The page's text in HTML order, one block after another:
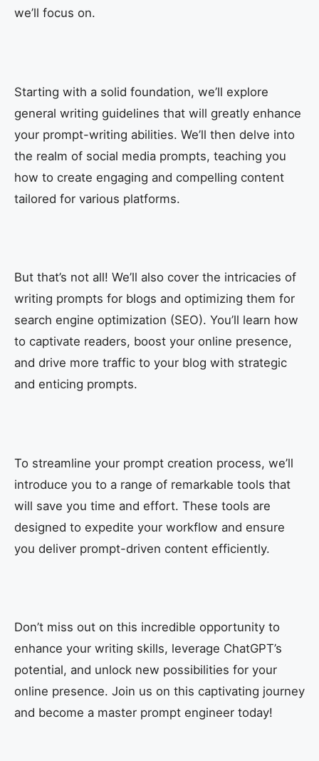
we’ll focus on.
Starting with a solid foundation, we’ll explore
general writing guidelines that will greatly enhance
your prompt-writing abilities. We’ll then delve into
the realm of social media prompts, teaching you
how to create engaging and compelling content
tailored for various platforms.
But that’s not all! We’ll also cover the intricacies of
writing prompts for blogs and optimizing them for
search engine optimization (SEO). You’ll learn how
to captivate readers, boost your online presence,
and drive more traffic to your blog with strategic
and enticing prompts.
To streamline your prompt creation process, we’ll
introduce you to a range of remarkable tools that
will save you time and effort. These tools are
designed to expedite your workflow and ensure
you deliver prompt-driven content efficiently.
Don’t miss out on this incredible opportunity to
enhance your writing skills, leverage ChatGPT’s
potential, and unlock new possibilities for your
online presence. Join us on this captivating journey
and become a master prompt engineer today!